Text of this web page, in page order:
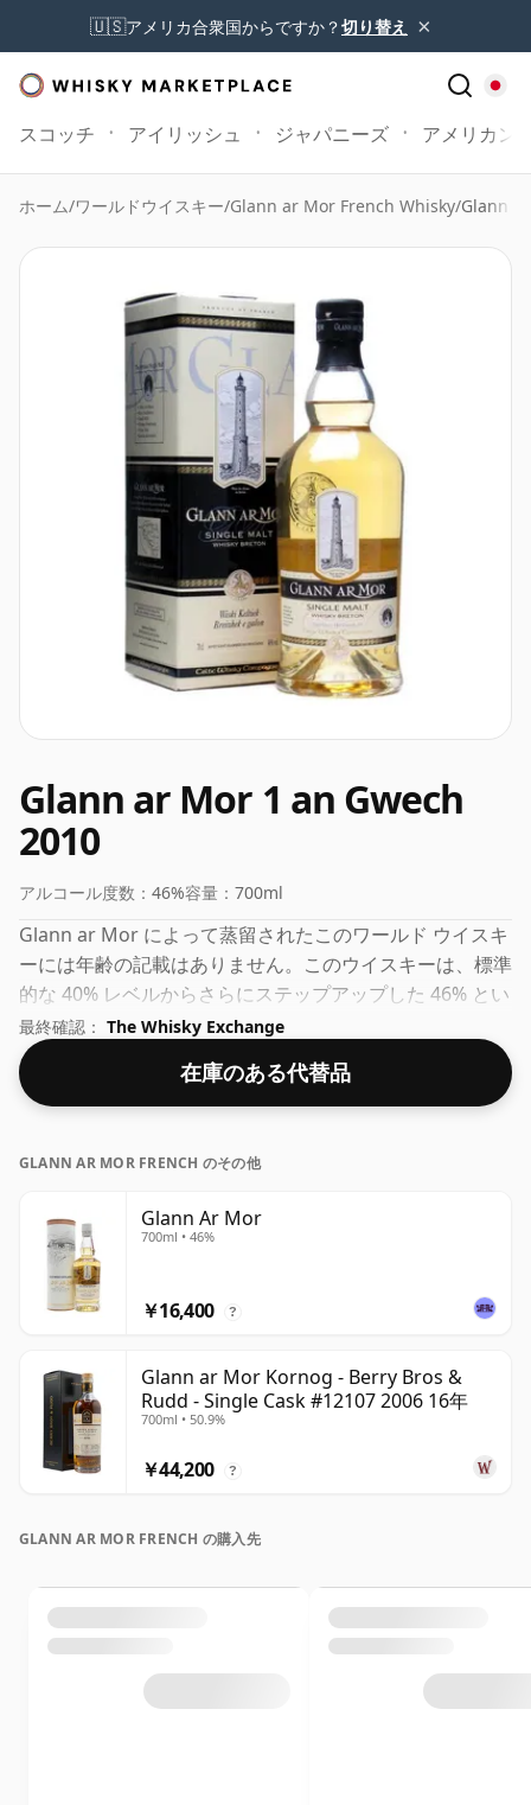
🇺🇸アメリカ合衆国からですか？切り替え ×
スコッチ アイリッシュ ジャパニーズ アメリカン
ホーム/ワールドウイスキー/Glann ar Mor French Whisky/Glann
Glann ar Mor 1 an Gwech
2010
アルコール度数： 46%容量： 700ml
Glann ar Mor によって蒸留されたこのワールド ウイスキ
ーには年齢の記載はありません。このウイスキーは、標準
的な 40% レベルからさらにステップアップした 46% とい
う適切なアルコール度数で瓶詰めされ、事実上のボトル ​​
サイズ 70cl で出荷されます。
最終確認： The Whisky Exchange
在庫のある代替品
GLANN AR MOR FRENCH のその他
Glann Ar Mor
700ml • 46%
￥16,400 ?
Glann ar Mor Kornog - Berry Bros &
Rudd - Single Cask #12107 2006 16年
700ml • 50.9%
￥44,200 ?
GLANN AR MOR FRENCH の購入先